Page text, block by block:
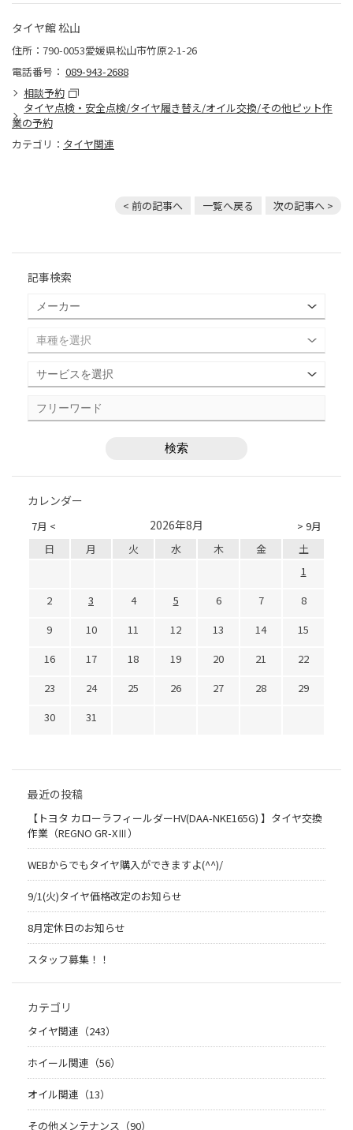
タイヤ館 松山
住所：790-0053愛媛県松山市竹原2-1-26
電話番号： 089-943-2688
相談予約
タイヤ点検・安全点検/タイヤ履き替え/オイル交換/その他ピット作
業の予約
カテゴリ： タイヤ関連
< 前の記事へ 一覧へ戻る 次の記事へ >
記事検索
カレンダー
7月 < > 9月
2026年8月
日 月 火 水 木 金
土
1
2
3 4 5 6 7
8
9
10 11 12 13 14
15
16
17 18 19 20 21
22
23
24 25 26 27 28
29
30
31
最近の投稿
【トヨタ カローラフィールダーHV(DAA-NKE165G) 】タイヤ交換
作業（REGNO GR-XⅢ）
WEBからでもタイヤ購入ができますよ(^^)/
9/1(火)タイヤ価格改定のお知らせ
8月定休日のお知らせ
スタッフ募集！！
カテゴリ
タイヤ関連（243）
ホイール関連（56）
オイル関連（13）
その他メンテナンス（90）